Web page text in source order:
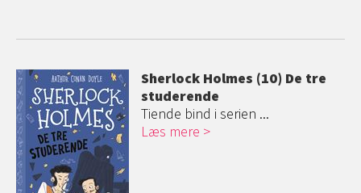
Sherlock Holmes (10) De tre
studerende
Tiende bind i serien ...
Læs mere